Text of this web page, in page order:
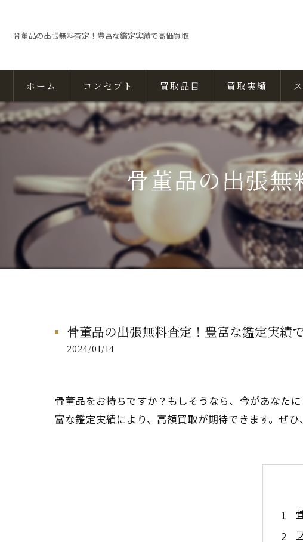
骨董品の出張無料査定！豊富な鑑定実績で高価買取
ホーム コンセプト 買取品目 買取実績
骨董品の出張無
骨董品の出張無料査定！豊富な鑑定実績
2024/01/14
骨董品をお持ちですか？もしそうなら、今があなた
富な鑑定実績により、高額買取が期待できます。ぜひ